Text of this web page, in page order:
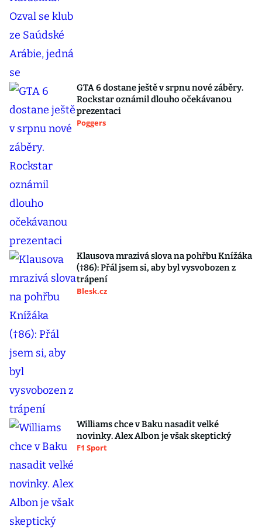
GTA 6 dostane ještě v srpnu nové záběry.
Rockstar oznámil dlouho očekávanou
prezentaci
Poggers
Klausova mrazivá slova na pohřbu Knížáka
(†86): Přál jsem si, aby byl vysvobozen z
trápení
Blesk.cz
Williams chce v Baku nasadit velké
novinky. Alex Albon je však skeptický
F1 Sport